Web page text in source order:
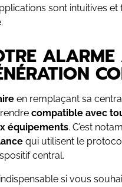
sont intuitives
en remplaçant sa
compatible avec
équipements. C’est
qui utilisent le
central.
si vous